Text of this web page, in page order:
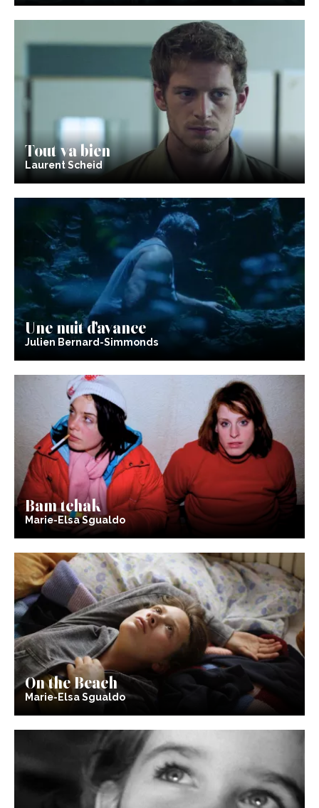
Tout va bien
Laurent Scheid
Une nuit d’avance
Julien Bernard-Simmonds
Bam tchak
Marie-Elsa Sgualdo
On the Beach
Marie-Elsa Sgualdo